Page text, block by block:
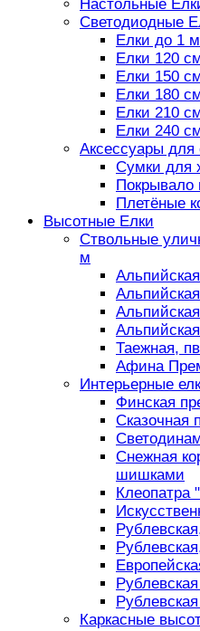
Настольные
Светодиодные
Елки до 1
Елки 120
Елки 150
Елки 180
Елки 210
Елки 240
Аксессуары для
Сумки для
Покрывало
Плетёные
Высотные Елки
Ствольные
м
Таежная,
Афина
Интерьерные
Финская
Сказочная
Снежная
шишками
Клеопатра
Каркасные